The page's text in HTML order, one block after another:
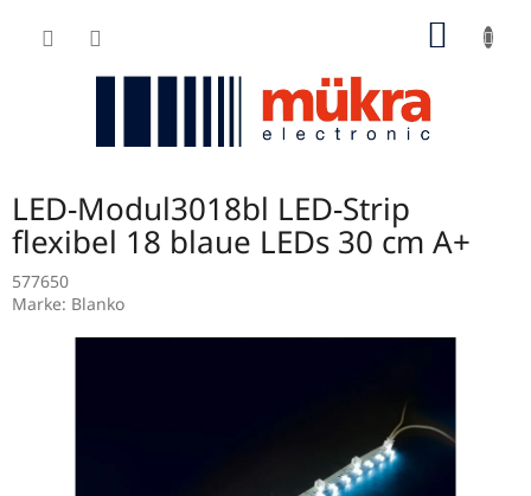
Inhalt
LED-Modul3018bl LED-Strip
flexibel 18 blaue LEDs 30 cm A+
577650
Marke: Blanko